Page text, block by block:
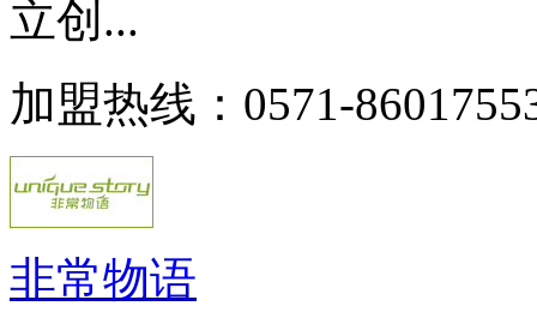
立创...
加盟热线：0571-
非常物语